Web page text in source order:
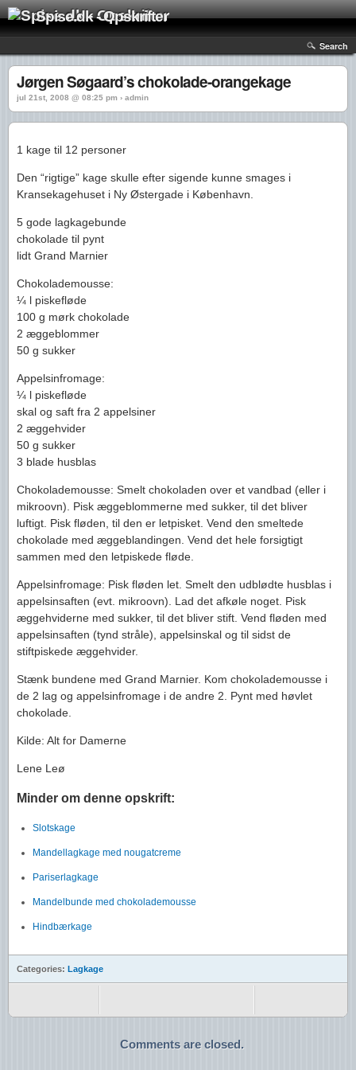
Spise.dk - Opskrifter
Search
Jørgen Søgaard’s chokolade-orangekage
jul 21st, 2008 @ 08:25 pm › admin
1 kage til 12 personer
Den “rigtige” kage skulle efter sigende kunne smages i
Kransekagehuset i Ny Østergade i København.
5 gode lagkagebunde
chokolade til pynt
lidt Grand Marnier
Chokolademousse:
¼ l piskefløde
100 g mørk chokolade
2 æggeblommer
50 g sukker
Appelsinfromage:
¼ l piskefløde
skal og saft fra 2 appelsiner
2 æggehvider
50 g sukker
3 blade husblas
Chokolademousse: Smelt chokoladen over et vandbad (eller i
mikroovn). Pisk æggeblommerne med sukker, til det bliver
luftigt. Pisk fløden, til den er letpisket. Vend den smeltede
chokolade med æggeblandingen. Vend det hele forsigtigt
sammen med den letpiskede fløde.
Appelsinfromage: Pisk fløden let. Smelt den udblødte husblas i
appelsinsaften (evt. mikroovn). Lad det afkøle noget. Pisk
æggehviderne med sukker, til det bliver stift. Vend fløden med
appelsinsaften (tynd stråle), appelsinskal og til sidst de
stiftpiskede æggehvider.
Stænk bundene med Grand Marnier. Kom chokolademousse i
de 2 lag og appelsinfromage i de andre 2. Pynt med høvlet
chokolade.
Kilde: Alt for Damerne
Lene Leø
Minder om denne opskrift:
Slotskage
Mandellagkage med nougatcreme
Pariserlagkage
Mandelbunde med chokolademousse
Hindbærkage
Categories: Lagkage
Comments are closed.